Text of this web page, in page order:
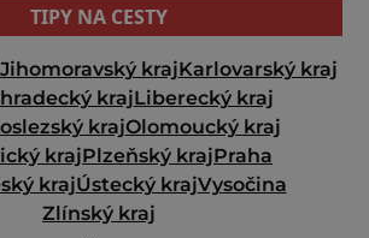
TIPY NA CESTY
Jihomoravský krajKarlovarský kraj
krajLiberecký kraj
krajOlomoucký kraj
krajPlzeňský krajPraha
krajÚstecký krajVysočina
Zlínský kraj